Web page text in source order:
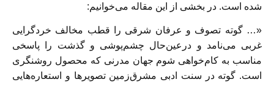
شده است. در بخشی از این مقاله می‌خوانیم:
«… گوته تصوف و عرفان شرقی را قطب مخالف خردگرایی
غربی می‌نامد و درعین‌حال چشم‌پوشی و گذشت را پاسخی
مناسب به کام‌خواهی شوم جهان مدرنی که محصول روشنگری
است. گوته در سنت ادبی مشرق‌زمین تصویرها و استعاره‌هایی